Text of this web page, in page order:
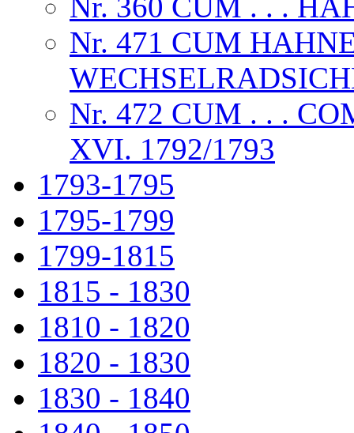
Nr. 471 CUM
Nr. 472 CUM . . .
XVI. 1792/1793
1793-1795
1795-1799
1799-1815
1815 - 1830
1810 - 1820
1820 - 1830
1830 - 1840